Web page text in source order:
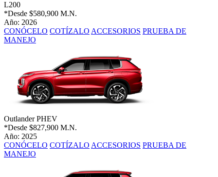
L200
*Desde $580,900 M.N.
Año: 2026
CONÓCELO COTÍZALO ACCESORIOS PRUEBA DE
MANEJO
Outlander PHEV
*Desde $827,900 M.N.
Año: 2025
CONÓCELO COTÍZALO ACCESORIOS PRUEBA DE
MANEJO